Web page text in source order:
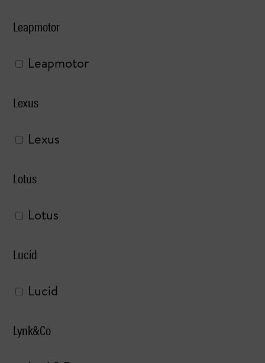
Leapmotor
Leapmotor
Lexus
Lexus
Lotus
Lotus
Lucid
Lucid
Lynk&Co